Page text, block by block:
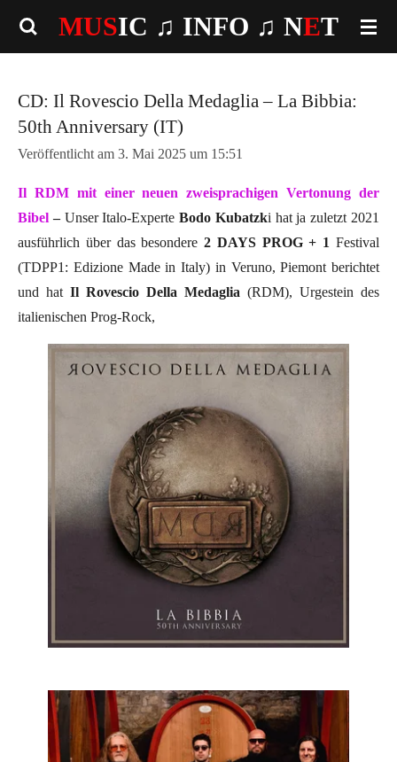
Zum
MUSIC ♫ INFO ♫ NET
CD: Il Rovescio Della Medaglia – La Bibbia:
50th Anniversary (IT)
Veröffentlicht am 3. Mai 2025 um 15:51
Il RDM mit einer neuen zweisprachigen Vertonung der
Bibel –Unser Italo-ExperteBodo Kubatzki hat ja zuletzt 2021
ausführlich über das besondere2 DAYS PROG + 1 Festival
(TDPP1: Edizione Made in Italy) in Veruno, Piemont berichtet
und hat Il Rovescio Della Medaglia (RDM), Urgestein des
italienischen Prog-Rock,